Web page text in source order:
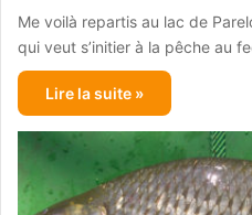
Me voilà repartis au lac de
qui veut s’initier à la pêche au
Lire la suite »